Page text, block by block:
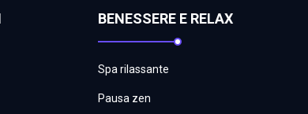
BENESSERE E RELAX
Spa rilassante
Pausa zen